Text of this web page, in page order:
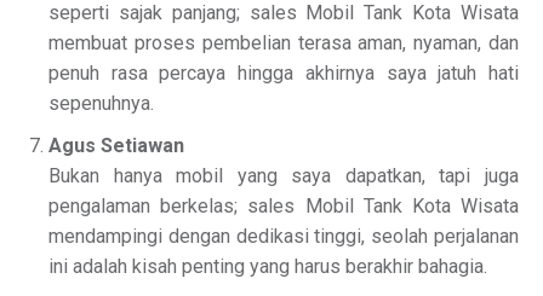
seperti sajak panjang; sales Mobil Tank Kota Wisata
membuat proses pembelian terasa aman, nyaman, dan
penuh rasa percaya hingga akhirnya saya jatuh hati
sepenuhnya.
Agus Setiawan
Bukan hanya mobil yang saya dapatkan, tapi juga
pengalaman berkelas; sales Mobil Tank Kota Wisata
mendampingi dengan dedikasi tinggi, seolah perjalanan
ini adalah kisah penting yang harus berakhir bahagia.